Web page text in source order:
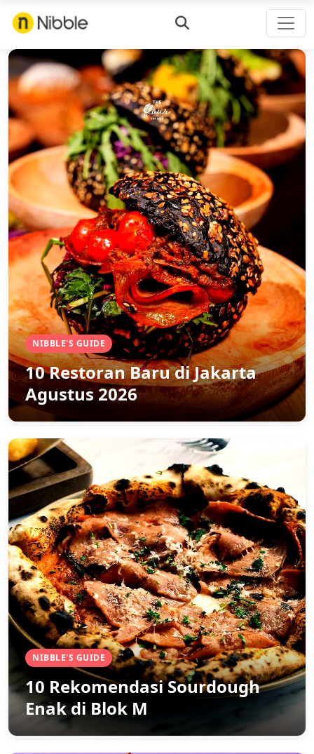
NIBBLE'S GUIDE
10 Restoran Baru di Jakarta
Agustus 2026
NIBBLE'S GUIDE
10 Rekomendasi Sourdough
Enak di Blok M